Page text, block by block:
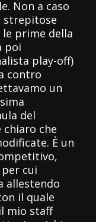
Non a caso
strepitose
prime della
poi
play-off)
contro
un
del
che
È un
cui
allestendo
il quale
mio staff